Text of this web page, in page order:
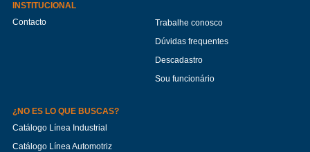
INSTITUCIONAL
Contacto
Trabalhe conosco
Dúvidas frequentes
Descadastro
Sou funcionário
¿NO ES LO QUE BUSCAS?
Catálogo Línea Industrial
Catálogo Línea Automotriz